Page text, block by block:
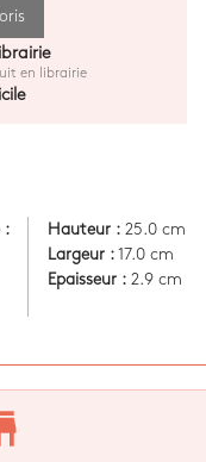
en librairie
:
Hauteur :25.0 cm
Largeur :17.0 cm
Epaisseur :2.9 cm